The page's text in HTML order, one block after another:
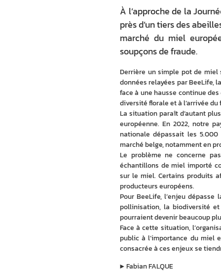
À l’approche de la
près d’un tiers des
marché du miel
soupçons de fraude.
Derrière un simple pot de miel
données relayées par BeeLife,
face à une hausse continue
diversité florale et à l’arrivée
La situation paraît d’autant
européenne. En 2022, notre
nationale dépassait les
marché belge, notamment en
Le problème ne concerne
échantillons de miel importé
sur le miel. Certains produits
producteurs européens.
Pour BeeLife, l’enjeu
pollinisation, la biodiversité et
pourraient devenir beaucoup
Face à cette situation,
public à l’importance du miel
consacrée à ces enjeux se
Fabian FALQUE
▶︎